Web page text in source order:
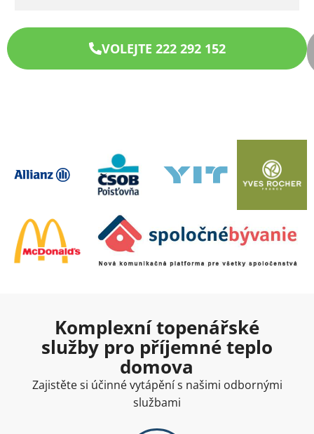
VOLEJTE 222 292 152
Komplexní topenářské
služby pro příjemné teplo
domova
Zajistěte si účinné vytápění s našimi odbornými
službami